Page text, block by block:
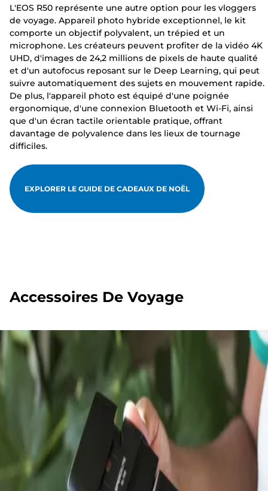
L'EOS R50 représente une autre option pour les vloggers
de voyage. Appareil photo hybride exceptionnel, le kit
comporte un objectif polyvalent, un trépied et un
microphone. Les créateurs peuvent profiter de la vidéo 4K
UHD, d'images de 24,2 millions de pixels de haute qualité
et d'un autofocus reposant sur le Deep Learning, qui peut
suivre automatiquement des sujets en mouvement rapide.
De plus, l'appareil photo est équipé d'une poignée
ergonomique, d'une connexion Bluetooth et Wi-Fi, ainsi
que d'un écran tactile orientable pratique, offrant
davantage de polyvalence dans les lieux de tournage
difficiles.
EXPLORER LE GUIDE DE CADEAUX DE NOËL
Accessoires De Voyage